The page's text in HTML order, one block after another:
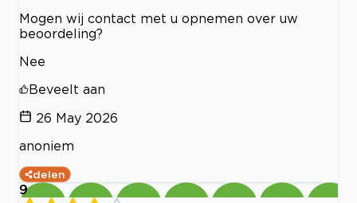
Mogen wij contact met u opnemen over uw
beoordeling?
Nee
Beveelt aan
26 May 2026
anoniem
delen
9